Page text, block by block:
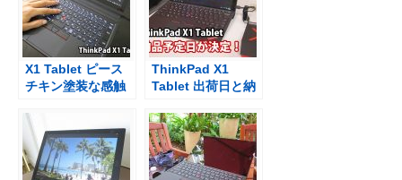
X1 Tablet ピース
チキン塗装な感触
イピング
ThinkPad X1
Tablet 出荷日と納
購入後、長かった3
ヶ月・・・